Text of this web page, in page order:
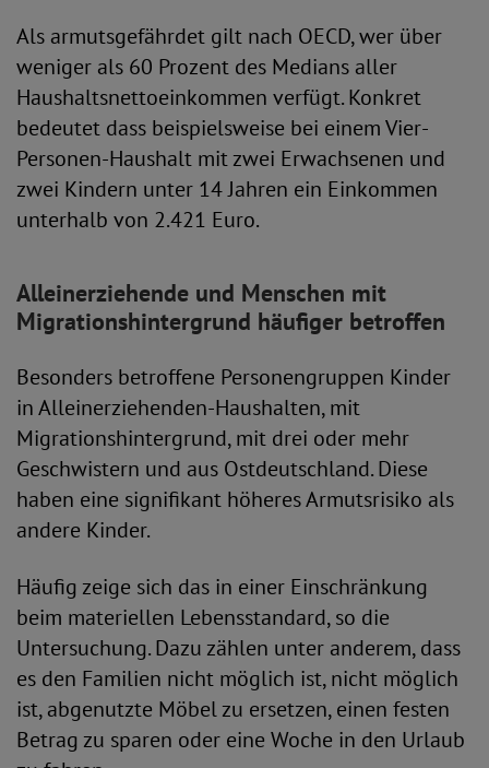
Als armutsgefährdet gilt nach OECD, wer über
weniger als 60 Prozent des Medians aller
Haushaltsnettoeinkommen verfügt. Konkret
bedeutet dass beispielsweise bei einem Vier-
Personen-Haushalt mit zwei Erwachsenen und
zwei Kindern unter 14 Jahren ein Einkommen
unterhalb von 2.421 Euro.
Alleinerziehende und Menschen mit
Migrationshintergrund häufiger betroffen
Besonders betroffene Personengruppen Kinder
in Alleinerziehenden-Haushalten, mit
Migrationshintergrund, mit drei oder mehr
Geschwistern und aus Ostdeutschland. Diese
haben eine signifikant höheres Armutsrisiko als
andere Kinder.
Häufig zeige sich das in einer Einschränkung
beim materiellen Lebensstandard, so die
Untersuchung. Dazu zählen unter anderem, dass
es den Familien nicht möglich ist, nicht möglich
ist, abgenutzte Möbel zu ersetzen, einen festen
Betrag zu sparen oder eine Woche in den Urlaub